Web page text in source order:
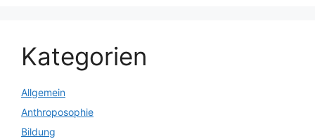
Kategorien
Allgemein
Anthroposophie
Bildung